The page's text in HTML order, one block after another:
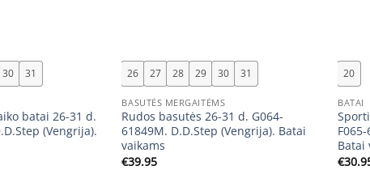
30 31
batai 26-31 d.
(Vengrija).
26 27 28 29 30 31
BASUTĖS MERGAITĖMS
Rudos basutės 26-31 d. G064-
61849M. D.D.Step (Vengrija). Batai
vaikams
€39.95
20
BATAI
Batai
€